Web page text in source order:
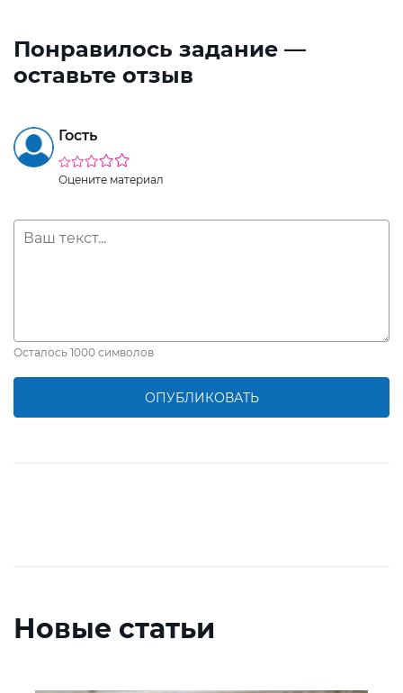
Понравилось задание —
оставьте отзыв
Гость
Оцените материал
Осталось 1000 символов
ОПУБЛИКОВАТЬ
Новые статьи